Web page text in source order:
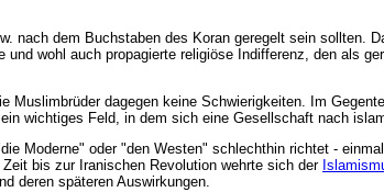
dem Buchstaben des Koran geregelt sein sollten.
wohl auch propagierte religiöse Indifferenz, den als
dagegen keine Schwierigkeiten. Im
wichtiges Feld, in dem sich eine Gesellschaft nach
Moderne" oder "den Westen" schlechthin richtet -
bis zur Iranischen Revolution wehrte sich der
deren späteren Auswirkungen.